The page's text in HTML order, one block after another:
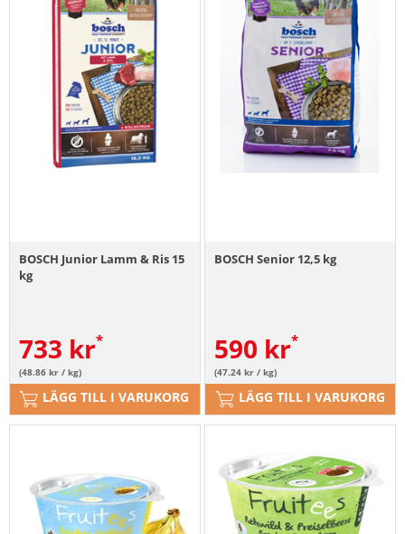
BOSCH Junior Lamm & Ris 15
kg
733 kr
(48.86 kr / kg)
LÄGG TILL I VARUKORG
BOSCH Senior 12,5 kg
590 kr
(47.24 kr / kg)
LÄGG TILL I VARUKORG